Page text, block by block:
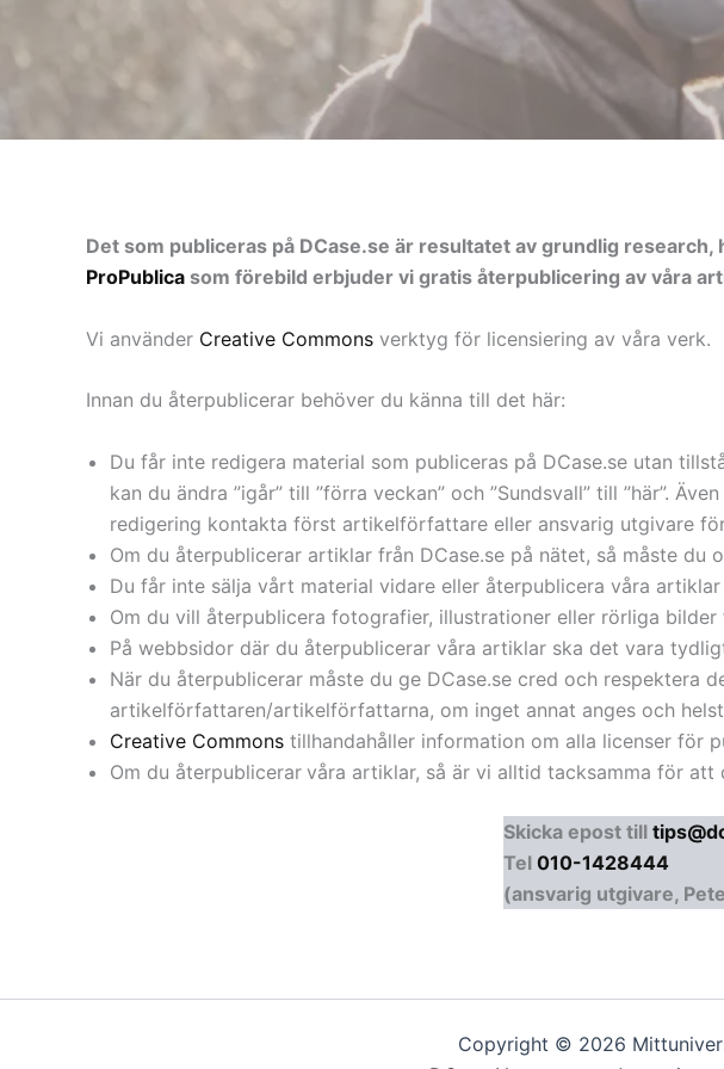
Det som publiceras på DCase.se är resultatet av grundlig
ProPublica som förebild erbjuder vi gratis återpublicering av våra
Vi använder Creative Commons verktyg för licensiering av våra verk.
Innan du återpublicerar behöver du känna till det här:
Du får inte redigera material som publiceras på DCase.se utan
kan du ändra ”igår” till ”förra veckan” och ”Sundsvall” till ”här”.
redigering kontakta först artikelförfattare eller ansvarig utgivare
Om du återpublicerar artiklar från DCase.se på nätet, så måste
Du får inte sälja vårt material vidare eller återpublicera våra
Om du vill återpublicera fotografier, illustrationer eller rörliga
På webbsidor där du återpublicerar våra artiklar ska det vara
När du återpublicerar måste du ge DCase.se cred och respektera
artikelförfattaren/artikelförfattarna, om inget annat anges och helst
Creative Commons tillhandahåller information om alla licenser för
Om du återpublicerar våra artiklar, så är vi alltid tacksamma för
Skicka epost till
Tel 010-1428444
(ansvarig utgivare,
Copyright © 2026